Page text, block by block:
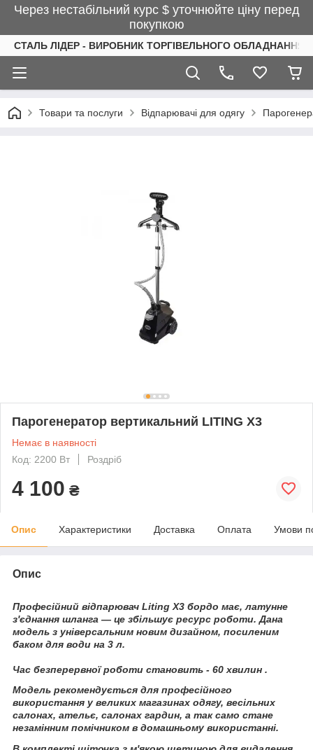
Через нестабільний курс $ уточнюйте ціну перед
покупкою
СТАЛЬ ЛІДЕР - ВИРОБНИК ТОРГІВЕЛЬНОГО ОБЛАДНАННЯ
Товари та послуги Відпарювачі для одягу
Парогенератор вертикальний LITING Х3
Немає в наявності
Код: 2200 Вт
Роздріб
4 100 ₴
Опис Характеристики Доставка Оплата Умови
Опис
Професійний відпарювач Liting Х3 бордо має, латунне
з'єднання шланга ― це збільшує ресурс роботи. Дана
модель з універсальним новим дизайном, посиленим
баком для води на 3 л.
Час безперервної роботи становить - 60 хвилин .
Модель рекомендується для професійного
використання у великих магазинах одягу, весільних
салонах, ательє, салонах гардин, а так само стане
незамінним помічником в домашньому використанні.